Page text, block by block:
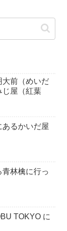
大前（めいだ
じ屋（紅葉
るかいだ屋
林檎に行っ
TOKYO に